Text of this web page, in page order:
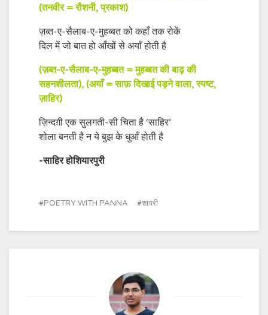
(तनवीर = रौशनी, प्रकाश)
ज़ब्त-ए-सैलाब-ए-मुहब्बत को कहाँ तक रोकें
दिल में जो बात हो आँखों से अयाँ होती है
(ज़ब्त-ए-सैलाब-ए-मुहब्बत = मुहब्बत की बाढ़ की
सहनशीलता), (अयाँ = साफ़ दिखाई पड़ने वाला, स्पष्ट,
ज़ाहिर)
ज़िन्दग़ी एक सुलगती-सी चिता है ‘साहिर’
शोला बनती है न ये बुझ के धुआँ होती है
-साहिर होशियारपुरी
POETRY WITH PANNA शायरी